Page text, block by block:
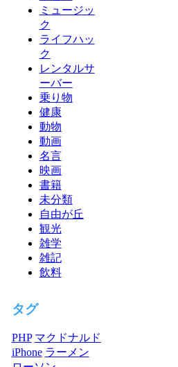
ミュージッ
ク
ライフハッ
ク
レンタルサ
ーバー
乗り物
健康
動物
動画
名言
映画
書籍
未分類
自由が丘
観光
雑学
雑記
飲料
タグ
PHP マクドナルド
iPhone ラーメン